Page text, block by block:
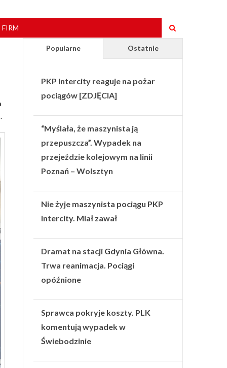
Popularne Ostatnie
PKP Intercity reaguje na pożar
pociągów [ZDJĘCIA]
“Myślała, że maszynista ją
przepuszcza”. Wypadek na
przejeździe kolejowym na linii
Poznań – Wolsztyn
Nie żyje maszynista pociągu PKP
Intercity. Miał zawał
Dramat na stacji Gdynia Główna.
Trwa reanimacja. Pociągi
opóźnione
Sprawca pokryje koszty. PLK
komentują wypadek w
Świebodzinie